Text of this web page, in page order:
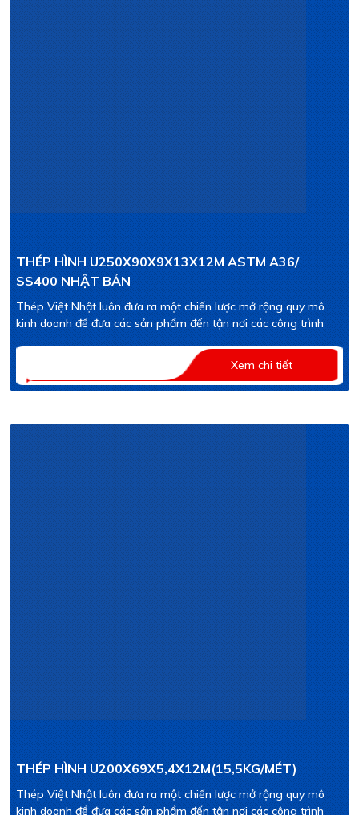
THÉP HÌNH U250X90X9X13X12M ASTM A36/
SS400 NHẬT BẢN
Thép Việt Nhật luôn đưa ra một chiến lược mở rộng quy mô
kinh doanh để đưa các sản phẩm đến tận nơi các công trình
Xem chi tiết
THÉP HÌNH U200X69X5,4X12M(15,5KG/MÉT)
Thép Việt Nhật luôn đưa ra một chiến lược mở rộng quy mô
kinh doanh để đưa các sản phẩm đến tận nơi các công trình